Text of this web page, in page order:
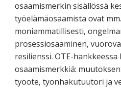
osaamismerkin sisällössä
työelämäosaamista ovat
moniammatillisesti,
prosessiosaaminen,
resilienssi. OTE-
osaamismerkkiä:
työote, työnhakutuutori ja